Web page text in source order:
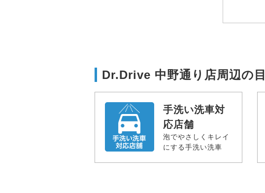
Dr.Drive 中野通り店周辺の
手洗い洗車対
応店舗
泡でやさしくキレイ
にする手洗い洗車